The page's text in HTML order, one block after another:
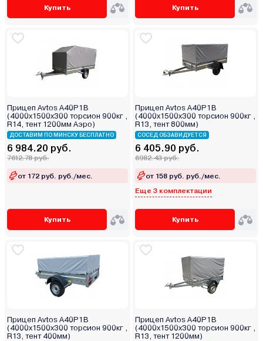
Купить Купить
Прицеп Avtos A40P1B
(4000х1500х300 торсион 900кг ,
R14, тент 1200мм Аэро)
ДОСТАВИМ ПО МИНСКУ БЕСПЛАТНО
6 984.20 руб.
7612.78 руб.
от 172 руб. руб./мес.
Купить
Прицеп Avtos A40P1B
(4000х1500х300 торсион 900кг ,
R13, тент 800мм)
СОСЕД ОБЗАВИДУЕТСЯ
6 405.90 руб.
6982.43 руб.
от 158 руб. руб./мес.
Еще 3 комплектации
Купить
Прицеп Avtos A40P1B
(4000х1500х300 торсион 900кг ,
R13, тент 400мм)
Прицеп Avtos A40P1B
(4000х1500х300 торсион 900кг ,
R13, тент 1200мм)